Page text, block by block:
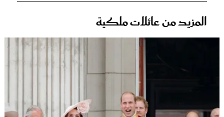
المزيد من عائلات ملكية